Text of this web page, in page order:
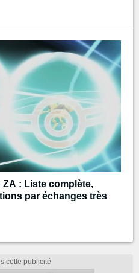
: Liste complète,
par échanges très